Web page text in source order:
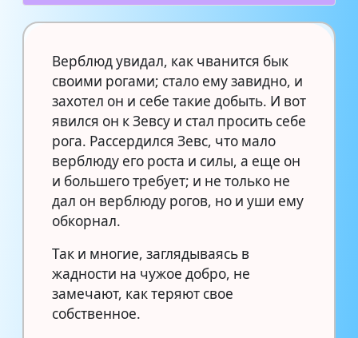
Верблюд увидал, как чванится бык
своими рогами; стало ему завидно, и
захотел он и себе такие добыть. И вот
явился он к Зевсу и стал просить себе
рога. Рассердился Зевс, что мало
верблюду его роста и силы, а еще он
и большего требует; и не только не
дал он верблюду рогов, но и уши ему
обкорнал.
Так и многие, заглядываясь в
жадности на чужое добро, не
замечают, как теряют свое
собственное.